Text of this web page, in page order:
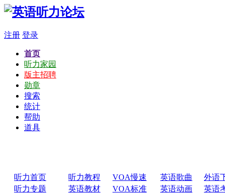
注册 登录
首页
听力家园
版主招聘
勋章
搜索
统计
帮助
道具
听力首页 听力教程 VOA慢速 英语歌曲
外语
听力专题
英语教材 VOA标准 英语动画
英语